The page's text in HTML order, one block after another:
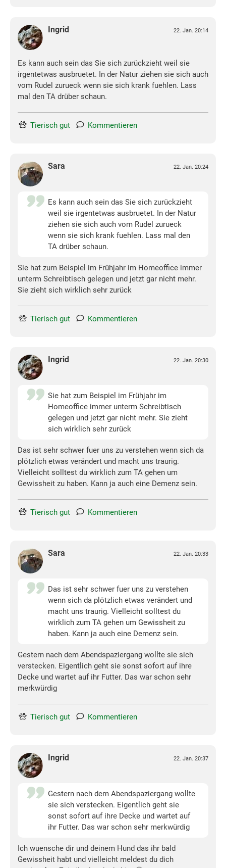
Ingrid 22. Jan. 20:14
Es kann auch sein das Sie sich zurückzieht weil sie
irgentetwas ausbruetet. In der Natur ziehen sie sich auch
vom Rudel zurueck wenn sie sich krank fuehlen. Lass
mal den TA drüber schaun.
Tierisch gut Kommentieren
Sara 22. Jan. 20:24
Es kann auch sein das Sie sich zurückzieht
weil sie irgentetwas ausbruetet. In der Natur
ziehen sie sich auch vom Rudel zurueck
wenn sie sich krank fuehlen. Lass mal den
TA drüber schaun.
Sie hat zum Beispiel im Frühjahr im Homeoffice immer
unterm Schreibtisch gelegen und jetzt gar nicht mehr.
Sie zieht sich wirklich sehr zurück
Tierisch gut Kommentieren
Ingrid 22. Jan. 20:30
Sie hat zum Beispiel im Frühjahr im
Homeoffice immer unterm Schreibtisch
gelegen und jetzt gar nicht mehr. Sie zieht
sich wirklich sehr zurück
Das ist sehr schwer fuer uns zu verstehen wenn sich da
plötzlich etwas verändert und macht uns traurig.
Vielleicht solltest du wirklich zum TA gehen um
Gewissheit zu haben. Kann ja auch eine Demenz sein.
Tierisch gut Kommentieren
Sara 22. Jan. 20:33
Das ist sehr schwer fuer uns zu verstehen
wenn sich da plötzlich etwas verändert und
macht uns traurig. Vielleicht solltest du
wirklich zum TA gehen um Gewissheit zu
haben. Kann ja auch eine Demenz sein.
Gestern nach dem Abendspaziergang wollte sie sich
verstecken. Eigentlich geht sie sonst sofort auf ihre
Decke und wartet auf ihr Futter. Das war schon sehr
merkwürdig
Tierisch gut Kommentieren
Ingrid 22. Jan. 20:37
Gestern nach dem Abendspaziergang wollte
sie sich verstecken. Eigentlich geht sie
sonst sofort auf ihre Decke und wartet auf
ihr Futter. Das war schon sehr merkwürdig
Ich wuensche dir und deinem Hund das ihr bald
Gewissheit habt und vielleicht meldest du dich